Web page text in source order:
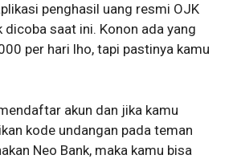
penghasil uang resmi OJK
dicoba saat ini. Konon ada yang
per hari lho, tapi pastinya kamu
akun dan jika kamu
kode undangan pada teman
Neo Bank, maka kamu bisa